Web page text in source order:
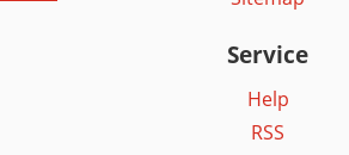
Service
Help
RSS